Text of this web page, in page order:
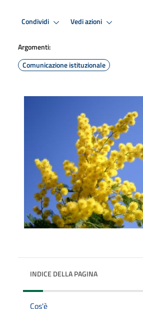
Condividi Vedi azioni
Argomenti:
Comunicazione istituzionale
INDICE DELLA PAGINA
Cos'è